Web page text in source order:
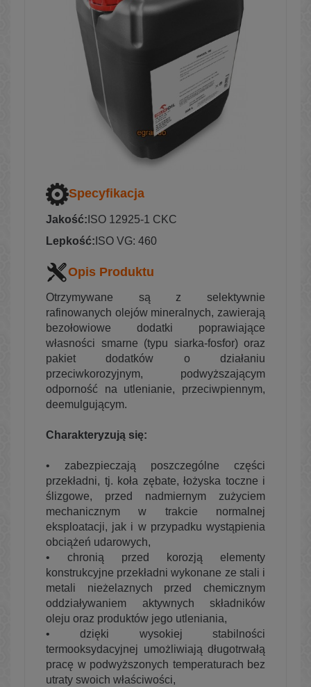
Specyfikacja
Jakość: ISO 12925-1 CKC
Lepkość: ISO VG: 460
Opis Produktu
Otrzymywane są z selektywnie
rafinowanych olejów mineralnych, zawierają
bezołowiowe dodatki poprawiające
własności smarne (typu siarka-fosfor) oraz
pakiet dodatków o działaniu
przeciwkorozyjnym, podwyższającym
odporność na utlenianie, przeciwpiennym,
deemulgującym.
Charakteryzują się:
• zabezpieczają poszczególne części
przekładni, tj. koła zębate, łożyska toczne i
ślizgowe, przed nadmiernym zużyciem
mechanicznym w trakcie normalnej
eksploatacji, jak i w przypadku wystąpienia
obciążeń udarowych,
• chronią przed korozją elementy
konstrukcyjne przekładni wykonane ze stali i
metali nieżelaznych przed chemicznym
oddziaływaniem aktywnych składników
oleju oraz produktów jego utleniania,
• dzięki wysokiej stabilności
termooksydacyjnej umożliwiają długotrwałą
pracę w podwyższonych temperaturach bez
utraty swoich właściwości,